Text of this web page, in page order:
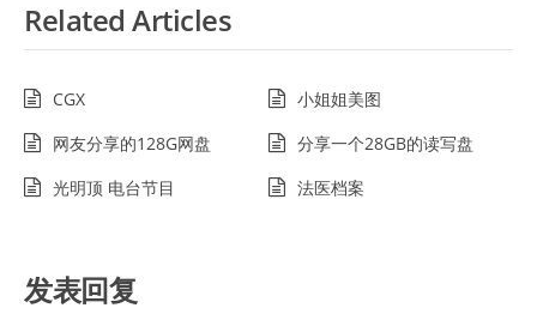
Related Articles
CGX
小姐姐美图
网友分享的128G网盘
分享一个28GB的读写盘
光明顶 电台节目
法医档案
发表回复